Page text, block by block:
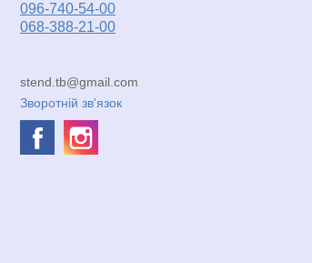
096-740-54-00
068-388-21-00
stend.tb@gmail.com
Зворотній зв'язок